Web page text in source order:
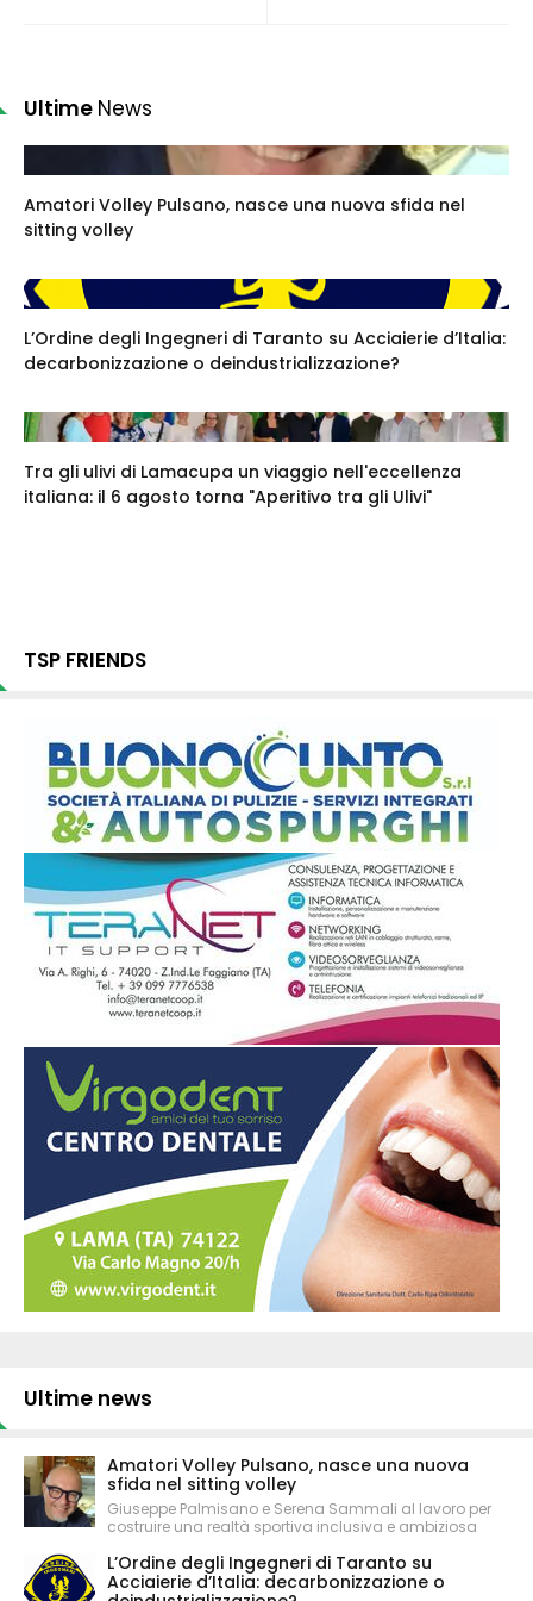
Ultime News
Amatori Volley Pulsano, nasce una nuova sfida nel
sitting volley
L’Ordine degli Ingegneri di Taranto su Acciaierie d’Italia:
decarbonizzazione o deindustrializzazione?
Tra gli ulivi di Lamacupa un viaggio nell'eccellenza
italiana: il 6 agosto torna "Aperitivo tra gli Ulivi"
TSP FRIENDS
Ultime news
Amatori Volley Pulsano, nasce una nuova
sfida nel sitting volley
Giuseppe Palmisano e Serena Sammali al lavoro per
costruire una realtà sportiva inclusiva e ambiziosa
L’Ordine degli Ingegneri di Taranto su
Acciaierie d’Italia: decarbonizzazione o